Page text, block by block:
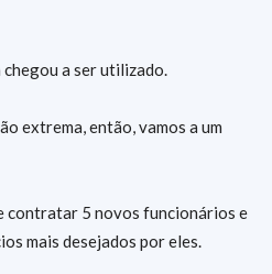
chegou a ser utilizado.
extrema, então, vamos a um
contratar 5 novos funcionários e
mais desejados por eles.